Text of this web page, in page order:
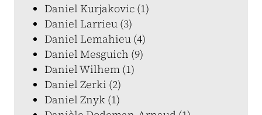
Daniel Kurjakovic (1)
Daniel Larrieu (3)
Daniel Lemahieu (4)
Daniel Mesguich (9)
Daniel Wilhem (1)
Daniel Zerki (2)
Daniel Znyk (1)